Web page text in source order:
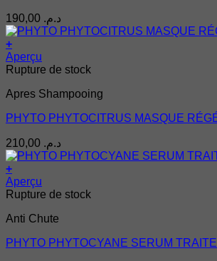
د.م.
+
Aperçu
Rupture de stock
Apres Shampooing
PHYTO PHYTOCITRUS MASQUE
د.م.
+
Aperçu
Rupture de stock
Anti Chute
PHYTO PHYTOCYANE SERUM